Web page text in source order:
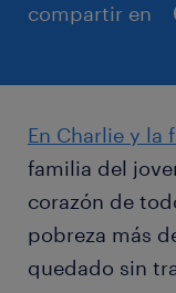
compartir en
En Charlie y la
familia del
corazón de
pobreza más
quedado sin